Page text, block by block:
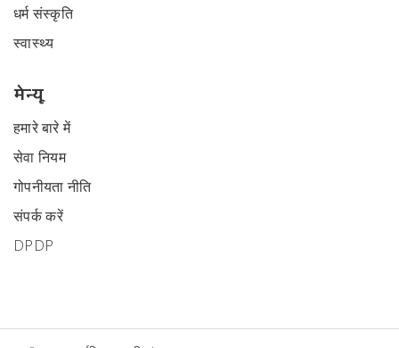
धर्म संस्कृति
स्वास्थ्य
मेन्यू
हमारे बारे में
सेवा नियम
गोपनीयता नीति
संपर्क करें
DPDP